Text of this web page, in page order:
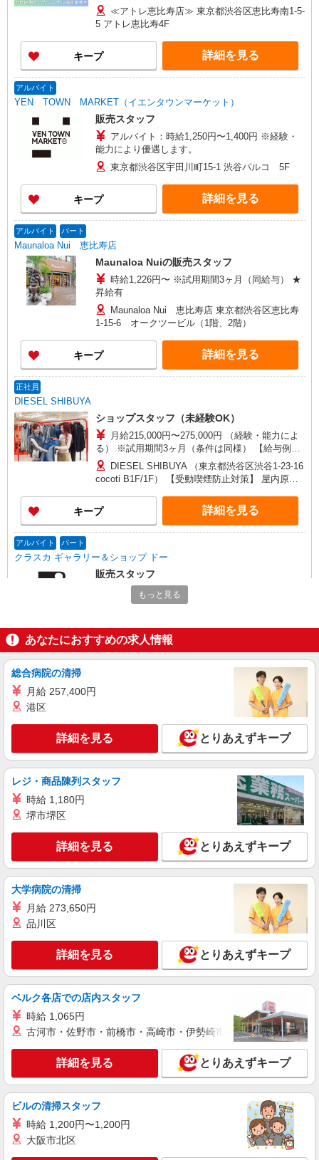
270,000円〜 ★固定残業手当：30,800円（月給に
含む） ※経験・能力考慮 ※固定残業時間は1ヶ月
あたり20時間、超過時は追加で残業手当支給 ※月
3万円まで交通費支給 ※試用期間（2〜3ヶ月）も
同条件 【手当】固定残業手当／資格手当／店舗職
制手当／住宅手当（実家外かつ賃貸の場合のみ別
当の種類はエリアにより異なります。詳細は面接
時にお尋ねください。 ＼入社３大特典キャンペー
ン実施中！／※詳細は備考欄にて
≪アトレ恵比寿店≫ 東京都渋谷区恵比寿南1-5-
5 アトレ恵比寿4F
キープ 詳細を見る
アルバイト
YEN TOWN MARKET（イエンタウンマーケット）
販売スタッフ
アルバイト：時給1,250円〜1,400円 ※経験・
能力により優遇します。
東京都渋谷区宇田川町15-1 渋谷パルコ 5F
キープ 詳細を見る
アルバイト パート
Maunaloa Nui 恵比寿店
Maunaloa Nuiの販売スタッフ
時給1,226円〜 ※試用期間3ヶ月（同給与） ★
昇給有
Maunaloa Nui 恵比寿店 東京都渋谷区恵比寿
1-15-6 オークツービル（1階、2階）
キープ 詳細を見る
正社員
DIESEL SHIBUYA
ショップスタッフ（未経験OK）
月給215,000円〜275,000円 （経験・能力によ
る） ※試用期間3ヶ月（条件は同様） 【給与例】
月給245,000円 別途、残業代全額支給 (社会人経
験2年、アパレル経験あり)
DIESEL SHIBUYA （東京都渋谷区渋谷1-23-16
cocoti B1F/1F） 【受動喫煙防止対策】 屋内原則
キープ 詳細を見る
アルバイト パート
クラスカ ギャラリー＆ショップ ドー
販売スタッフ
［アルバイト・パート・］時給1350円
キープ
契約社員
株式会社リーガル販売 東日本本部 西武百貨店渋谷店 紳士靴売場
時給1,300円〜＋交通費全額支給 ※試用期間中
も時給同条件（3ヶ月） ◆月収例 時給1,300円
×7.25時間×22日= 20万7350円
東京都渋谷区宇田川町21-1 西武百貨店渋谷
店 紳士靴売場
キープ 詳細を見る
株式会社リーガル販売 東日本本部 西武百貨店渋谷店 紳士靴売場
リーガル等の店舗販売STAFF
時給1,300円〜＋交通費全額支給 ※試用期間中
×7.25時間×22日= 20万7350円
東京都渋谷区宇田川町21-1 西武百貨店渋谷
キープ 詳細を見る
アルバイト
DESPERADO 東急プラザ原宿「ハラカド」店
［アルバイト］時給1,400円〜 ※試用期間は1
ヵ月間：同時給 ※経験・能力により優遇します。
東京都渋谷区神宮前六丁目31番21号 東急プ
ラザ原宿 ハラカド
キープ 詳細を見る
契約社員
VIVAIA 東急プラザ原宿「ハラカド」店
もっと見る
あなたにおすすめの求人情報
総合病院の清掃
月給 257,400円
港区
詳細を見る とりあえずキープ
レジ・商品陳列スタッフ
時給 1,180円
堺市堺区
詳細を見る とりあえずキープ
大学病院の清掃
月給 273,650円
品川区
詳細を見る とりあえずキープ
ベルク各店での店内スタッフ
時給 1,065円
古河市・佐野市・前橋市・高崎市・伊勢崎市・太田市・館林市
詳細を見る とりあえずキープ
ビルの清掃スタッフ
時給 1,200円〜1,200円
大阪市北区